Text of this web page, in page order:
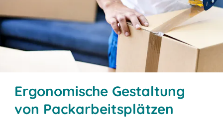
Ergonomische Gestaltung
von Packarbeitsplätzen